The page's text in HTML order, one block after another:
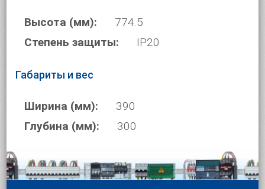
Высота (мм):
774.5
Степень защиты:
IP20
Габариты и вес
Ширина (мм):
390
Глубина (мм):
300